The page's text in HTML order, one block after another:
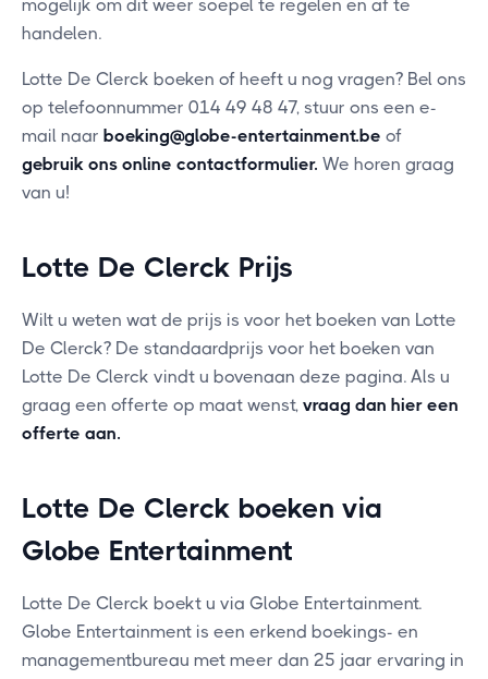
mogelijk om dit weer soepel te regelen en af te
handelen.
Lotte De Clerck boeken of heeft u nog vragen? Bel ons
op telefoonnummer 014 49 48 47, stuur ons een e-
mail naar boeking@globe-entertainment.be of
gebruik ons online contactformulier. We horen graag
van u!
Lotte De Clerck Prijs
Wilt u weten wat de prijs is voor het boeken van Lotte
De Clerck? De standaardprijs voor het boeken van
Lotte De Clerck vindt u bovenaan deze pagina. Als u
graag een offerte op maat wenst, vraag dan hier een
offerte aan.
Lotte De Clerck boeken via
Globe Entertainment
Lotte De Clerck boekt u via Globe Entertainment.
Globe Entertainment is een erkend boekings- en
managementbureau met meer dan 25 jaar ervaring in